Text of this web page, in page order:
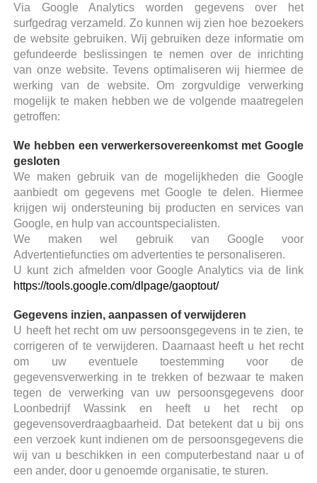
Via Google Analytics worden gegevens over het
surfgedrag verzameld. Zo kunnen wij zien hoe bezoekers
de website gebruiken. Wij gebruiken deze informatie om
gefundeerde beslissingen te nemen over de inrichting
van onze website. Tevens optimaliseren wij hiermee de
werking van de website. Om zorgvuldige verwerking
mogelijk te maken hebben we de volgende maatregelen
getroffen:
We hebben een verwerkersovereenkomst met Google
gesloten
We maken gebruik van de mogelijkheden die Google
aanbiedt om gegevens met Google te delen. Hiermee
krijgen wij ondersteuning bij producten en services van
Google, en hulp van accountspecialisten.
We maken wel gebruik van Google voor
Advertentiefuncties om advertenties te personaliseren.
U kunt zich afmelden voor Google Analytics via de link
https://tools.google.com/dlpage/gaoptout/
Gegevens inzien, aanpassen of verwijderen
U heeft het recht om uw persoonsgegevens in te zien, te
corrigeren of te verwijderen. Daarnaast heeft u het recht
om uw eventuele toestemming voor de
gegevensverwerking in te trekken of bezwaar te maken
tegen de verwerking van uw persoonsgegevens door
Loonbedrijf Wassink en heeft u het recht op
gegevensoverdraagbaarheid. Dat betekent dat u bij ons
een verzoek kunt indienen om de persoonsgegevens die
wij van u beschikken in een computerbestand naar u of
een ander, door u genoemde organisatie, te sturen.